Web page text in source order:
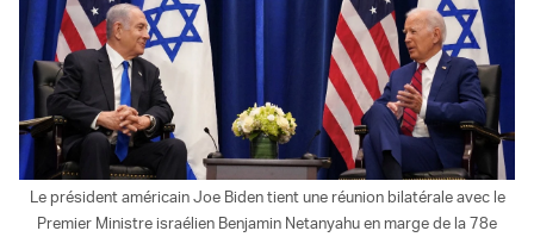
Le président américain Joe Biden tient une réunion bilatérale avec le
Premier Ministre israélien Benjamin Netanyahu en marge de la 78e